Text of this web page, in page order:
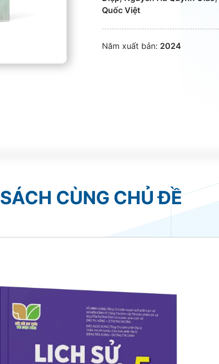
Quốc Việt
Năm xuất bản: 2024
SÁCH CÙNG CHỦ ĐỀ